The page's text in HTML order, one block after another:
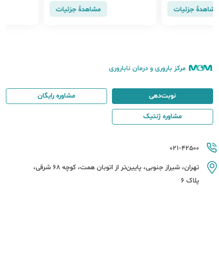
کمک کرده و
یا سند
جزئیات مشاهدهٔ جزئیات
مرکز باروری و درمان ناباروری
021-42500
تهران، شیراز جنوبی، پایین‌تر از اتوبان همت، کوچه 68 شرقی،
پلاک 6
نوبت‌دهی مشاوره رایگان
مشاوره ژنتیک